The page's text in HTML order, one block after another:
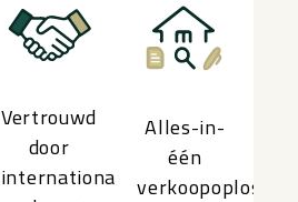
Vertrouwd
door
internationale
Alles-in-
één
verkoopoplossing